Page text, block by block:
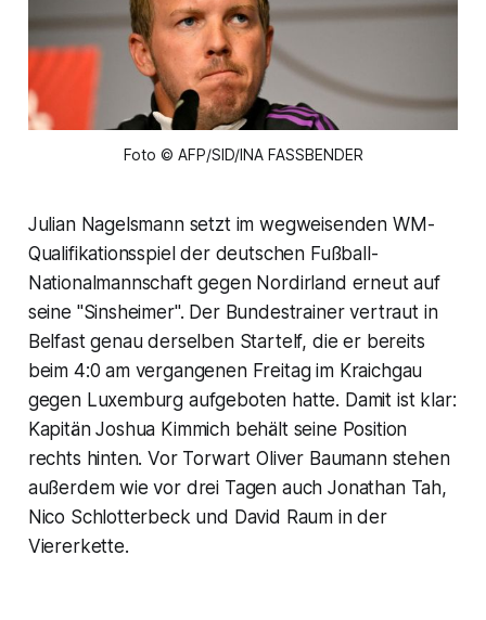
Foto © AFP/SID/INA FASSBENDER
Julian Nagelsmann setzt im wegweisenden WM-
Qualifikationsspiel der deutschen Fußball-
Nationalmannschaft gegen Nordirland erneut auf
seine "Sinsheimer". Der Bundestrainer vertraut in
Belfast genau derselben Startelf, die er bereits
beim 4:0 am vergangenen Freitag im Kraichgau
gegen Luxemburg aufgeboten hatte. Damit ist klar:
Kapitän Joshua Kimmich behält seine Position
rechts hinten. Vor Torwart Oliver Baumann stehen
außerdem wie vor drei Tagen auch Jonathan Tah,
Nico Schlotterbeck und David Raum in der
Viererkette.